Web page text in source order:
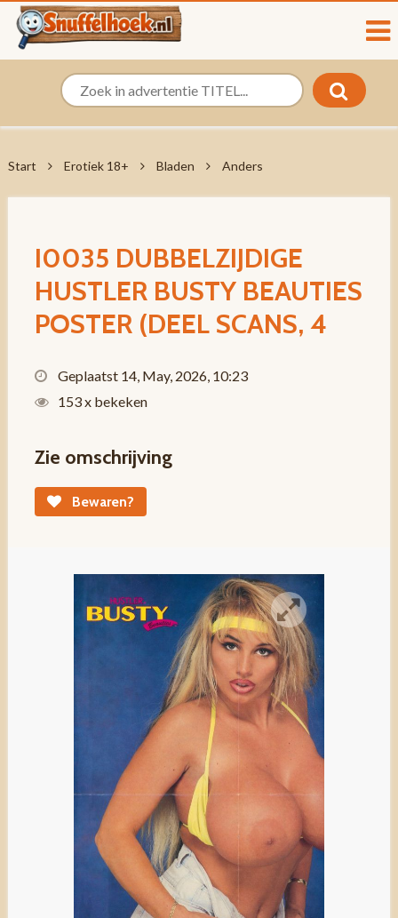
Start Erotiek 18+ Bladen Anders
I0035 DUBBELZIJDIGE
HUSTLER BUSTY BEAUTIES
POSTER (DEEL SCANS, 4
Geplaatst 14, May, 2026, 10:23
153 x bekeken
Zie omschrijving
Bewaren?